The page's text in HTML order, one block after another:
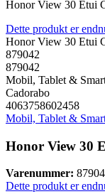
Honor View 30 Etui
Dette produkt er
Honor View 30 Etui
879042
879042
Mobil, Tablet &
Cadorabo
4063758602458
Mobil, Tablet &
Honor View 30
Varenummer:
Dette produkt er